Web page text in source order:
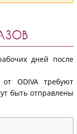
дней после
от ODIVA требуют
быть отправлены